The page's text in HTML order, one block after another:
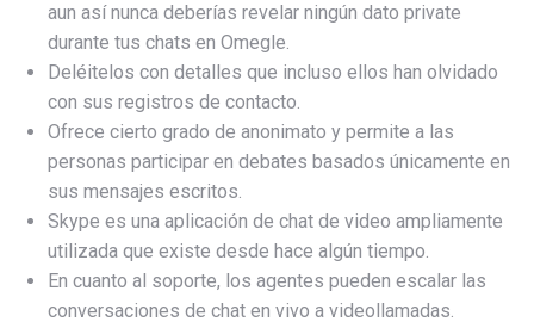
aun así nunca deberías revelar ningún dato private
durante tus chats en Omegle.
Deléitelos con detalles que incluso ellos han olvidado
con sus registros de contacto.
Ofrece cierto grado de anonimato y permite a las
personas participar en debates basados únicamente en
sus mensajes escritos.
Skype es una aplicación de chat de video ampliamente
utilizada que existe desde hace algún tiempo.
En cuanto al soporte, los agentes pueden escalar las
conversaciones de chat en vivo a videollamadas.